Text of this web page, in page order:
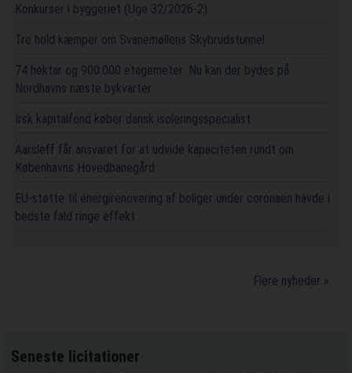
Konkurser i byggeriet (Uge 32/2026-2)
Tre hold kæmper om Svanemøllens Skybrudstunnel
74 hektar og 900.000 etagemeter: Nu kan der bydes på
Nordhavns næste bykvarter
Irsk kapitalfond køber dansk isoleringsspecialist
Aarsleff får ansvaret for at udvide kapaciteten rundt om
Københavns Hovedbanegård
EU-støtte til energirenovering af boliger under coronaen havde i
bedste fald ringe effekt
Flere nyheder »
Seneste licitationer